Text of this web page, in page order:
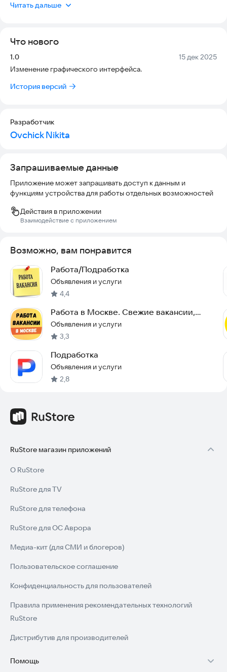
пользователя, чтобы вы могли спокойно разместить свои
все ваши объявления будут находиться в одном месте, чтобы
него объявление.
Читать дальше
Что нового
Версия:
1.0 Дата:
15 дек 2025
Изменение графического интерфейса.
История версий
Разработчик
Ovchick Nikita
Запрашиваемые данные
Приложение может запрашивать доступ к данным и
функциям устройства для работы отдельных возможностей
Действия в приложении
Взаимодействие с приложением
Возможно, вам понравится
Работа/Подработка
Объявления и услуги
4,4
Работа в Москве. Свежие вакансии,
подработка.
Объявления и услуги
3,3
Подработка
Объявления и услуги
2,8
RuStore магазин приложений
О RuStore
RuStore для TV
RuStore для телефона
RuStore для ОС Аврора
Медиа-кит (для СМИ и блогеров)
Пользовательское соглашение
Конфиденциальность для пользователей
Правила применения рекомендательных технологий
RuStore
Дистрибутив для производителей
Помощь